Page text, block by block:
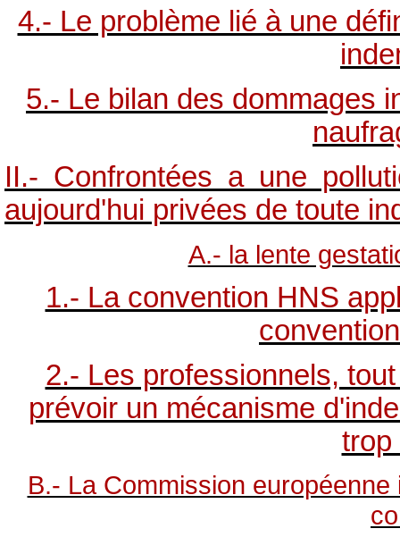
4.- Le problème lié à une
5.- Le bilan des dommages
II.- Confrontées a une
aujourd'hui privées de toute
A.- la lente
1.- La convention HNS
2.- Les professionnels,
prévoir un mécanisme
trop
B.- La Commission